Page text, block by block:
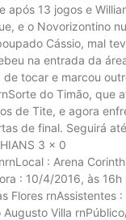
após 13 jogos e
e o Novorizontino
Cássio, mal
na entrada da
tocar e marcou
do Timão, que
de Tite, e agora
de final. Seguirá
3 x 0
: Arena
: 10/4/2016, às 16h
Flores rnAssistentes
Augusto Villa